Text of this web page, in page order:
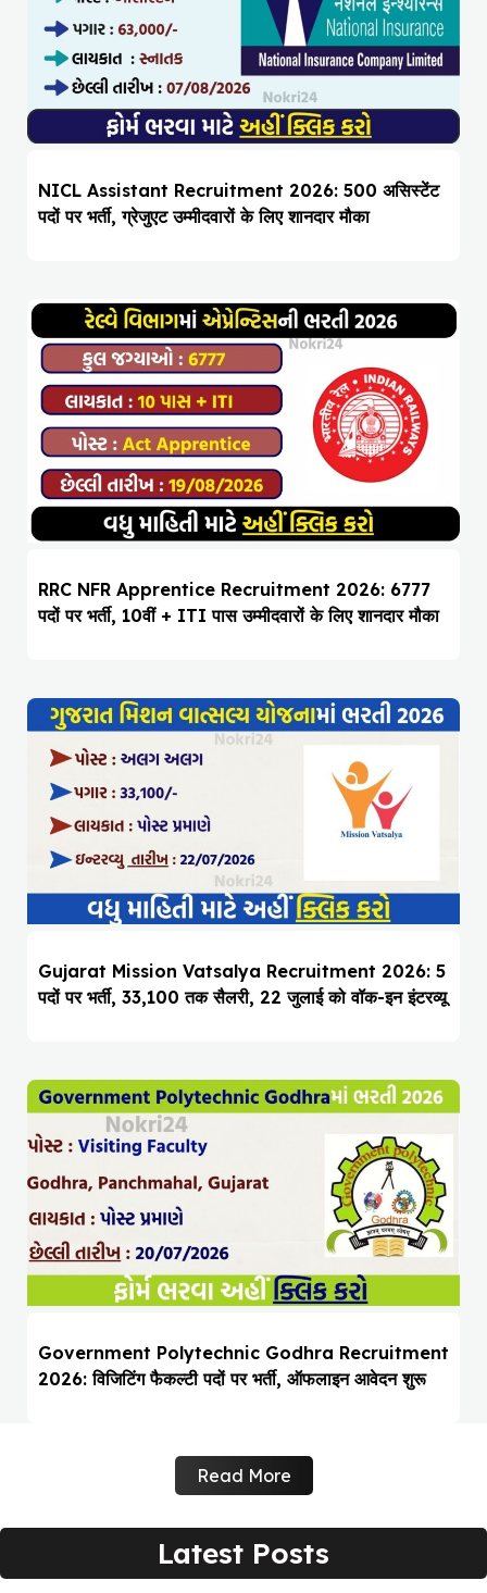
NICL Assistant Recruitment 2026: 500 असिस्टेंट
पदों पर भर्ती, ग्रेजुएट उम्मीदवारों के लिए शानदार मौका
RRC NFR Apprentice Recruitment 2026: 6777
पदों पर भर्ती, 10वीं + ITI पास उम्मीदवारों के लिए शानदार मौका
Gujarat Mission Vatsalya Recruitment 2026: 5
पदों पर भर्ती, ₹33,100 तक सैलरी, 22 जुलाई को वॉक-इन इंटरव्यू
Government Polytechnic Godhra Recruitment
2026: विजिटिंग फैकल्टी पदों पर भर्ती, ऑफलाइन आवेदन शुरू
Read More
Latest Posts